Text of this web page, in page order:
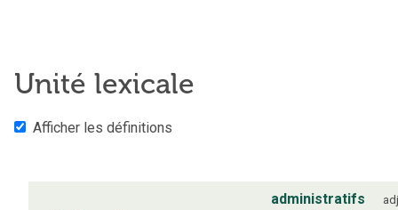
Unité lexicale
Afficher les définitions
administratifs